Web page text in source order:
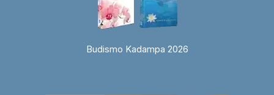
Budismo Kadampa 2026